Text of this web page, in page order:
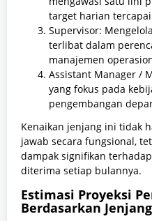
target harian
Supervisor:
terlibat dalam
manajemen
Assistant Manager /
yang fokus pada
pengembangan
Kenaikan jenjang ini tidak
jawab secara fungsional,
dampak signifikan
diterima setiap bulannya.
Estimasi Proyeksi
Berdasarkan